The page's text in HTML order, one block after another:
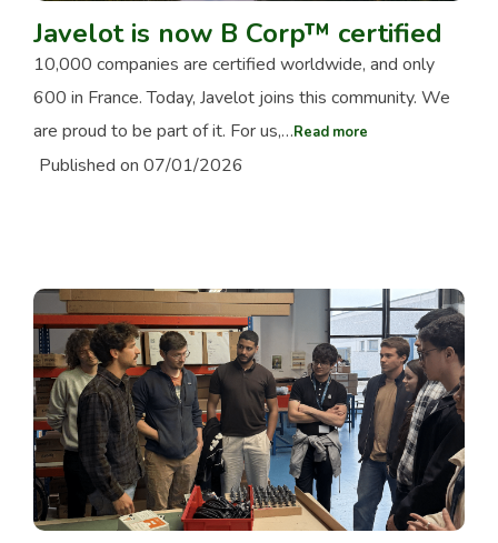
Javelot is now B Corp™ certified
10,000 companies are certified worldwide, and only
600 in France. Today, Javelot joins this community. We
are proud to be part of it. For us,…Read more
Published on 07/01/2026